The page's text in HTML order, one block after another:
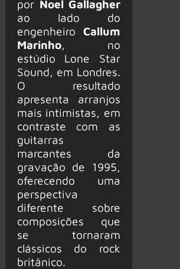
por Noel Gallagher
ao lado do
engenheiro Callum
Marinho, no
estúdio Lone Star
Sound, em Londres.
O resultado
apresenta arranjos
mais intimistas, em
contraste com as
guitarras
marcantes da
gravação de 1995,
oferecendo uma
perspectiva
diferente sobre
composições que
se tornaram
clássicos do rock
britânico.